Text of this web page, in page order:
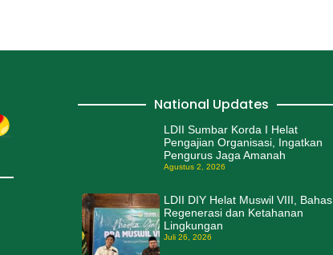
National Updates
LDII Sumbar Korda I Helat
Pengajian Organisasi, Ingatkan
Pengurus Jaga Amanah
Agustus 2, 2026
LDII DIY Helat Muswil VIII, Bahas
Regenerasi dan Ketahanan
Lingkungan
Juli 26, 2026